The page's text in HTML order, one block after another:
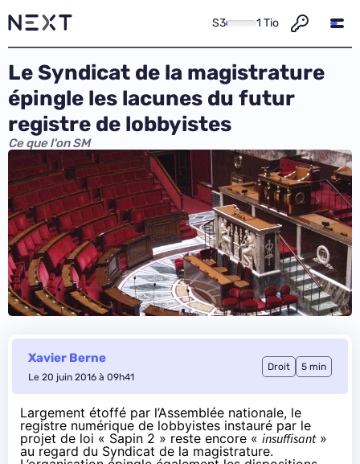
S3 1 Tio
Le Syndicat de la magistrature
épingle les lacunes du futur
registre de lobbyistes
Ce que l'on SM
Xavier Berne
Le 20 juin 2016 à 09h41
Droit 5 min
Largement étoffé par l’Assemblée nationale, le
registre numérique de lobbyistes instauré par le
projet de loi « Sapin 2 » reste encore « insuffisant»
au regard du Syndicat de la magistrature.